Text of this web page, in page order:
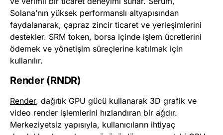
Solana’nın yüksek performanslı altyapısından
faydalanarak, çapraz zincir ticaret ve yerleşimlerini
destekler. SRM token, borsa içinde işlem ücretlerini
ödemek ve yönetişim süreçlerine katılmak için
kullanılır.
Render (RNDR)
Render, dağıtık GPU gücü kullanarak 3D grafik ve
video render işlemlerini hızlandıran bir ağdır.
Merkeziyetsiz yapısıyla, kullanıcıların ihtiyaç